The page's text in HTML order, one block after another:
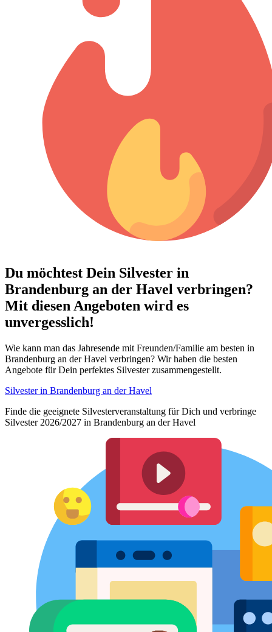
Du möchtest Dein Silvester in
Brandenburg an der Havel verbringen?
Mit diesen Angeboten wird es
unvergesslich!
Wie kann man das Jahresende mit Freunden/Familie am besten in
Brandenburg an der Havel verbringen? Wir haben die besten
Angebote für Dein perfektes Silvester zusammengestellt.
Silvester in Brandenburg an der Havel
Finde die geeignete Silvesterveranstaltung für Dich und verbringe
Silvester 2026/2027 in Brandenburg an der Havel